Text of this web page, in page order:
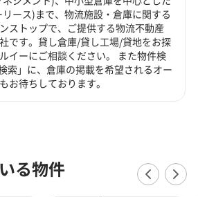
ース)まで、物流施設・倉庫に関する
ストップで、ご提供する物流不動産
です。貸し倉庫/貸し工場/貸地をお探
イーにご相談ください。 また物件検
索」に、倉庫の掲載を希望されるオー
お待ちしております。
る物件